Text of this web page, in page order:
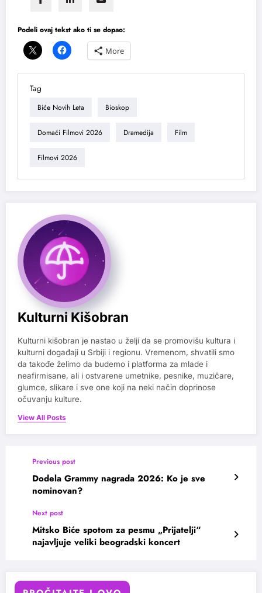
Podeli ovaj tekst ako ti se dopao:
More
Tag
Biće Novih Leta Bioskop
Domaći Filmovi 2026 Dramedija Film
Filmovi 2026
Kulturni Kišobran
Kulturni kišobran je nastao u želji da se promovišu kultura i
kulturni događaji u Srbiji i regionu. Vremenom, shvatili smo
da takođe želimo da budemo i platforma za mlade i
neafirmisane, ali i ostvarene umetnike, pesnike, muzičare,
glumce, slikare i sve one koji na neki način doprinose
očuvanju kulture.
View All Posts
Previous post
Dodela Grammy nagrada 2026: Ko je sve
nominovan?
Next post
Mitsko Biće spotom za pesmu „Prijatelji“
najavljuje veliki beogradski koncert